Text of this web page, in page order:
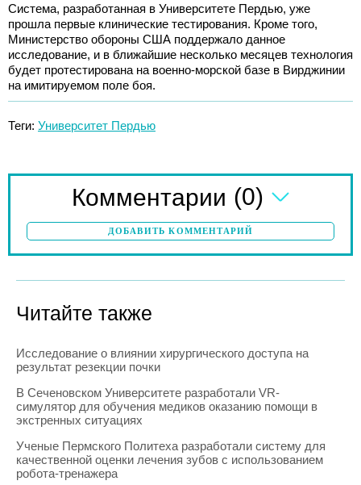
Система, разработанная в Университете Пердью, уже
прошла первые клинические тестирования. Кроме того,
Министерство обороны США поддержало данное
исследование, и в ближайшие несколько месяцев технология
будет протестирована на военно-морской базе в Вирджинии
на имитируемом поле боя.
Теги: Университет Пердью
Комментарии (0)
ДОБАВИТЬ КОММЕНТАРИЙ
Читайте также
Исследование о влиянии хирургического доступа на
результат резекции почки
В Сеченовском Университете разработали VR-
симулятор для обучения медиков оказанию помощи в
экстренных ситуациях
Ученые Пермского Политеха разработали систему для
качественной оценки лечения зубов с использованием
робота-тренажера